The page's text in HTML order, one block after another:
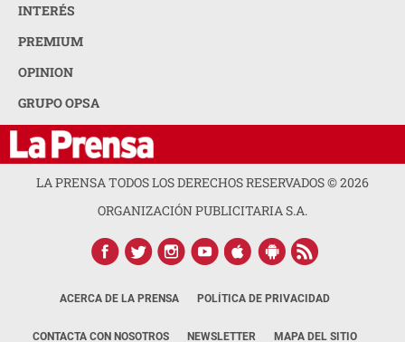
INTERÉS
PREMIUM
OPINION
GRUPO OPSA
LA PRENSA TODOS LOS DERECHOS RESERVADOS ©2026
ORGANIZACIÓN PUBLICITARIA S.A.
ACERCA DE LA PRENSA POLÍTICA DE PRIVACIDAD
CONTACTA CON NOSOTROS NEWSLETTER MAPA DEL SITIO